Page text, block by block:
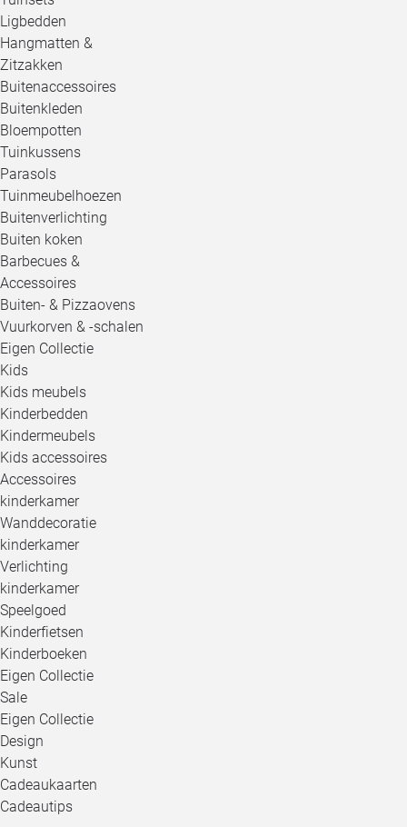
Ligbedden
Hangmatten &
Zitzakken
Buitenaccessoires
Buitenkleden
Bloempotten
Tuinkussens
Parasols
Tuinmeubelhoezen
Buitenverlichting
Buiten koken
Barbecues &
Accessoires
Buiten- & Pizzaovens
Vuurkorven & -schalen
Eigen Collectie
Kids
Kids meubels
Kinderbedden
Kindermeubels
Kids accessoires
Accessoires
kinderkamer
Wanddecoratie
kinderkamer
Verlichting
kinderkamer
Speelgoed
Kinderfietsen
Kinderboeken
Eigen Collectie
Sale
Eigen Collectie
Design
Kunst
Cadeaukaarten
Cadeautips